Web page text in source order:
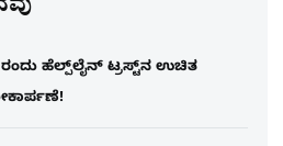
ರಂದು ಹೆಲ್ಪ್‌ಲೈನ್ ಟ್ರಸ್ಟ್‌ನ ಉಚಿತ